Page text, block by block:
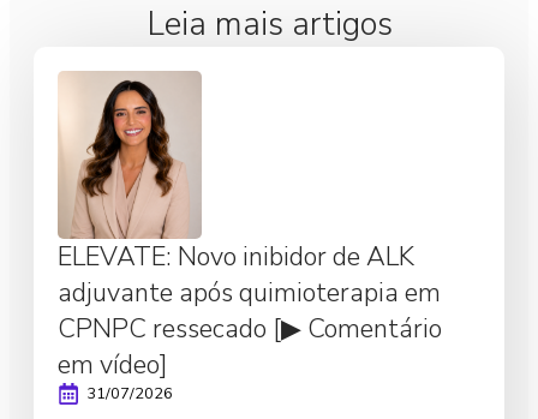
Leia mais artigos
ELEVATE: Novo inibidor de ALK
adjuvante após quimioterapia em
CPNPC ressecado [▶ Comentário
em vídeo]
31/07/2026